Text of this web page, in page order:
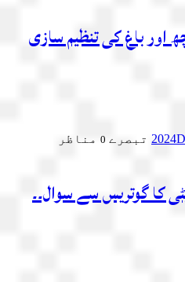
اور باغ کی تنظیم سازی
0 مناظر
کا گوتریس سے سوال۔۔